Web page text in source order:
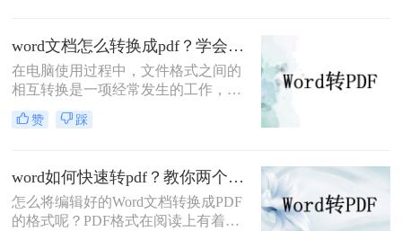
pdf，教你快速掌握转换方法。
word文档怎么转换成pdf？学会这3个Word转PDF方法就够用
在电脑使用过程中，文件格式之间的
相互转换是一项经常发生的工作，其
中比较常见的就是word文件和pdf文件
之间的相互转换。我相信很多人都需
让我们教你如何word文档转换成pdf文
件。无论您想同时将多少word文件转
换为pdf，您都可以在短时间内快速完
赞 踩
word如何快速转pdf？教你两个简单高效的办法
怎么将编辑好的Word文档转换成PDF
的格式呢？PDF格式在阅读上有着很